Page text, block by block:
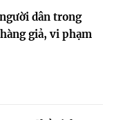
dân trong
giả, vi phạm